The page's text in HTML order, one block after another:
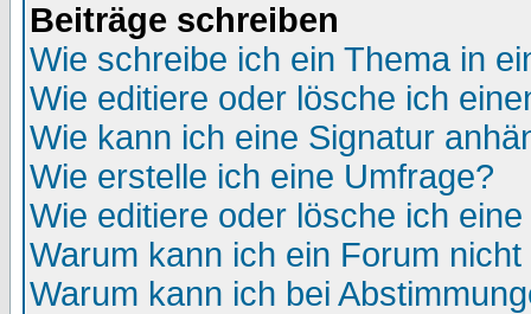
Beiträge schreiben
Wie schreibe ich ein Thema in
Wie editiere oder lösche ich
Wie kann ich eine Signatur
Wie erstelle ich eine Umfrage?
Wie editiere oder lösche ich
Warum kann ich ein Forum
Warum kann ich bei